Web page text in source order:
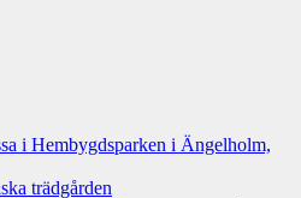
i Hembygdsparken i Ängelholm,
trädgården